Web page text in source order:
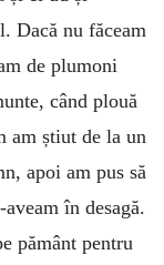
Dacă nu făceam
de plu­moni
când plouă
am știut de la un
apoi am pus să
în desa­gă.
pământ pentru